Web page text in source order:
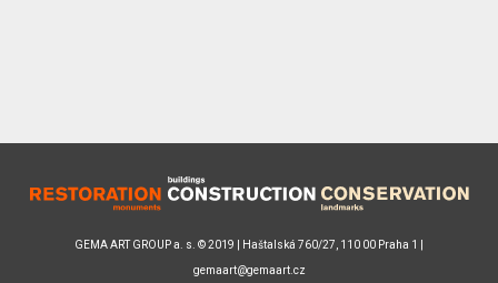
GEMA ART GROUP a. s. © 2019 | Haštalská 760/27, 110 00 Praha 1 |
gemaart@gemaart.cz